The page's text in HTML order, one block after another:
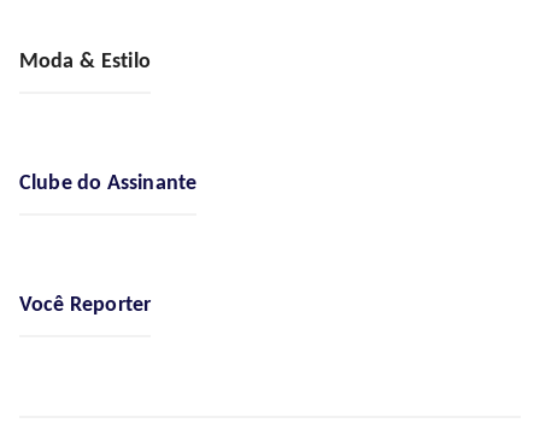
Moda & Estilo
Clube do Assinante
Você Reporter